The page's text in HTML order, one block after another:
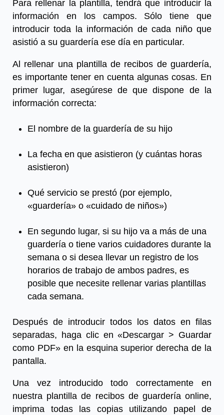
Para rellenar la plantilla, tendrá que introducir la
información en los campos. Sólo tiene que
introducir toda la información de cada niño que
asistió a su guardería ese día en particular.
Al rellenar una plantilla de recibos de guardería,
es importante tener en cuenta algunas cosas. En
primer lugar, asegúrese de que dispone de la
información correcta:
El nombre de la guardería de su hijo
La fecha en que asistieron (y cuántas horas
asistieron)
Qué servicio se prestó (por ejemplo,
«guardería» o «cuidado de niños»)
En segundo lugar, si su hijo va a más de una
guardería o tiene varios cuidadores durante la
semana o si desea llevar un registro de los
horarios de trabajo de ambos padres, es
posible que necesite rellenar varias plantillas
cada semana.
Después de introducir todos los datos en filas
separadas, haga clic en «Descargar > Guardar
como PDF» en la esquina superior derecha de la
pantalla.
Una vez introducido todo correctamente en
nuestra plantilla de recibos de guardería online,
imprima todas las copias utilizando papel de